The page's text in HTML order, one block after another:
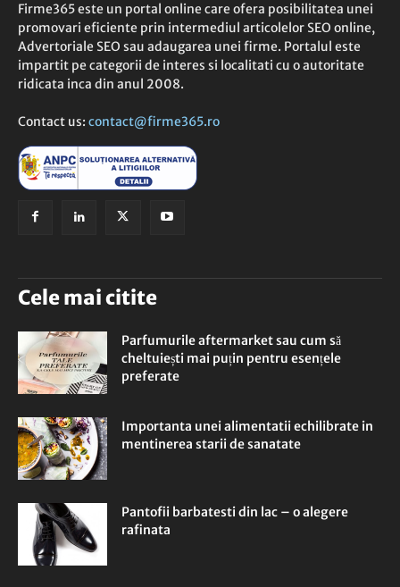
Firme365 este un portal online care ofera posibilitatea unei
promovari eficiente prin intermediul articolelor SEO online,
Advertoriale SEO sau adaugarea unei firme. Portalul este
impartit pe categorii de interes si localitati cu o autoritate
ridicata inca din anul 2008.
Contact us: contact@firme365.ro
Cele mai citite
Parfumurile aftermarket sau cum să
cheltuiești mai puțin pentru esențele
preferate
Importanta unei alimentatii echilibrate in
mentinerea starii de sanatate
Pantofii barbatesti din lac – o alegere
rafinata